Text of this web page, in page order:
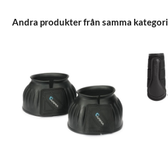
Andra produkter från samma kategori